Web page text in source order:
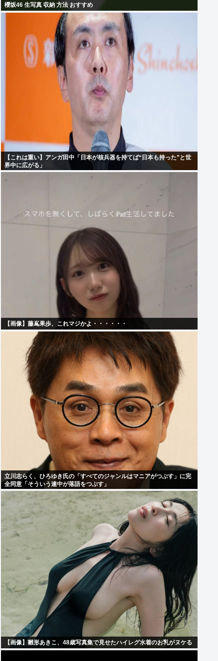
櫻坂46 生写真 収納 方法 おすすめ
【これは重い】アンガ田中「日本が核兵器を持てば“日本も持った”と世
界中に広がる」
【画像】藤嶌果歩、これマジかよ・・・・・・
立川志らく、ひろゆき氏の「すべてのジャンルはマニアがつぶす」に完
全同意「そういう連中が落語をつぶす」
【画像】雛形あきこ、48歳写真集で見せたハイレグ水着のお乳がヌケる